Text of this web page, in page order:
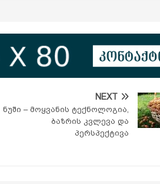
NEXT
ნუში – მოყვანის ტექნოლოგია,
ბაზრის კვლევა და
პერსპექტივა